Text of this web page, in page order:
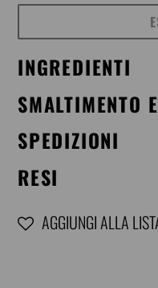
INGREDIENTI
SMALTIMENTO
SPEDIZIONI
RESI
AGGIUNGI ALLA